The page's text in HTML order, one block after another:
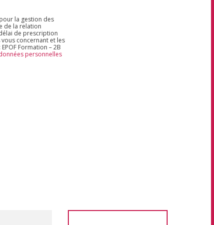
la gestion des
de la relation
de prescription
concernant et les
Formation – 2B
personnelles